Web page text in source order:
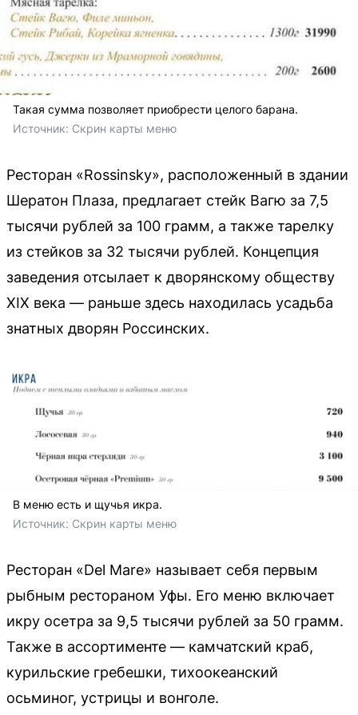
Такая сумма позволяет приобрести целого барана.
Источник: Скрин карты меню
Ресторан «Rossinsky», расположенный в здании
Шератон Плаза, предлагает стейк Вагю за 7,5
тысячи рублей за 100 грамм, а также тарелку
из стейков за 32 тысячи рублей. Концепция
заведения отсылает к дворянскому обществу
XIX века — раньше здесь находилась усадьба
знатных дворян Россинских.
В меню есть и щучья икра.
Источник: Скрин карты меню
Ресторан «Del Mare» называет себя первым
рыбным рестораном Уфы. Его меню включает
икру осетра за 9,5 тысячи рублей за 50 грамм.
Также в ассортименте — камчатский краб,
курильские гребешки, тихоокеанский
осьминог, устрицы и вонголе.